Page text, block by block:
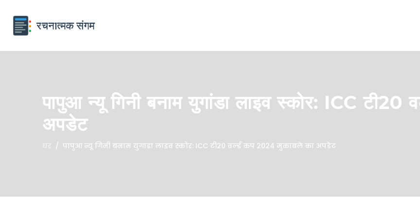
पापुआ न्यू गिनी बनाम युगांडा लाइव स्कोर: ICC
अपडेट
घर पापुआ न्यू गिनी बनाम युगांडा लाइव स्कोर: ICC टी20 वर्ल्ड कप 2024 मुकाबले का अपडेट